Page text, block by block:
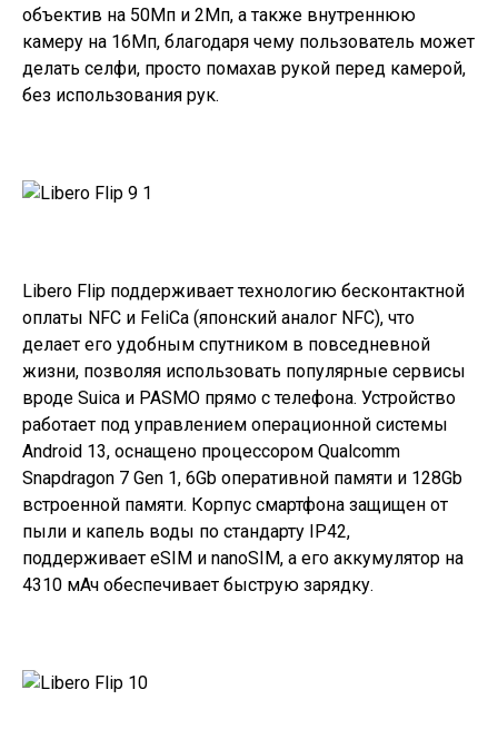
объектив на 50Мп и 2Мп, а также внутреннюю
камеру на 16Мп, благодаря чему пользователь может
делать селфи, просто помахав рукой перед камерой,
без использования рук.
Libero Flip поддерживает технологию бесконтактной
оплаты NFC и FeliCa (японский аналог NFC), что
делает его удобным спутником в повседневной
жизни, позволяя использовать популярные сервисы
вроде Suica и PASMO прямо с телефона. Устройство
работает под управлением операционной системы
Android 13, оснащено процессором Qualcomm
Snapdragon 7 Gen 1, 6Gb оперативной памяти и 128Gb
встроенной памяти. Корпус смартфона защищен от
пыли и капель воды по стандарту IP42,
поддерживает eSIM и nanoSIM, а его аккумулятор на
4310 мАч обеспечивает быструю зарядку.